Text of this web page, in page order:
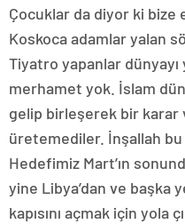
Çocuklar da diyor ki bize
Koskoca adamlar yalan
Tiyatro yapanlar
merhamet yok. İslam
gelip birleşerek bir
üretemediler. İnşallah bu
Hedefimiz Mart’ın
yine Libya’dan ve başka
kapısını açmak için yola